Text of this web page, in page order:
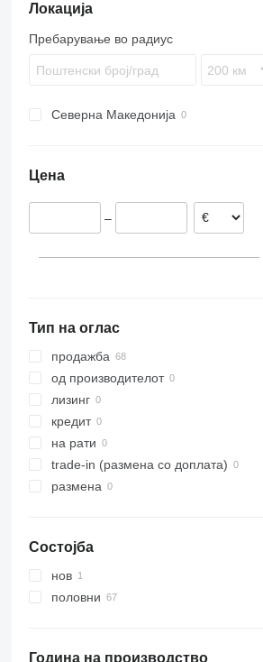
Recreo
B9
B12
Локација
Пребарување во радиус
Северна Македонија
Цена
–
Тип на оглас
продажба
од производителот
лизинг
кредит
на рати
trade-in (размена со доплата)
размена
Состојба
нов
половни
Година на производство